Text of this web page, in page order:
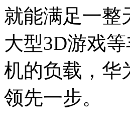
就能满足一整
大型3D游戏
机的负载，华
领先一步。